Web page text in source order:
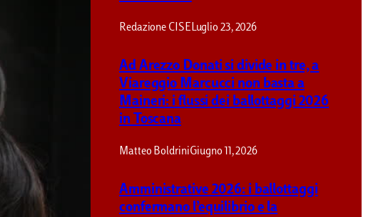
Redazione CISE Luglio 23, 2026
Ad Arezzo Donati si divide in tre, a
Viareggio Marcucci non basta a
Maineri: i flussi dei ballottaggi 2026
in Toscana
Matteo BoldriniGiugno 11, 2026
Amministrative 2026: i ballottaggi
confermano l’equilibrio e la